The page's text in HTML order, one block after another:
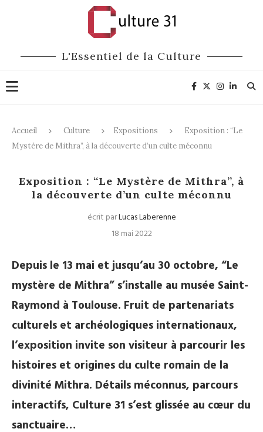
L'Essentiel de la Culture
Accueil Culture Expositions
Exposition : “Le
Mystère de Mithra”, à la découverte d’un culte méconnu
Expositions Patrimoine
Exposition : “Le Mystère de Mithra”, à
la découverte d’un culte méconnu
écrit parLucas Laberenne
18 mai 2022
Depuis le 13 mai et jusqu’au 30 octobre, “Le
mystère de Mithra” s’installe au musée Saint-
Raymond à Toulouse. Fruit de partenariats
culturels et archéologiques internationaux,
l’exposition invite son visiteur à parcourir les
histoires et origines du culte romain de la
divinité Mithra. Détails méconnus, parcours
interactifs, Culture 31 s’est glissée au cœur du
sanctuaire…